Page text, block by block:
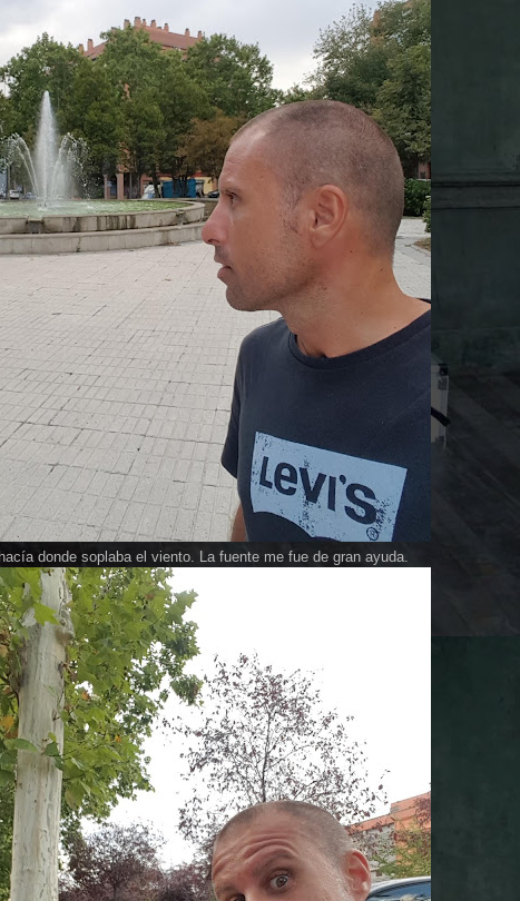
donde soplaba el viento. La fuente me fue de gran ayuda.